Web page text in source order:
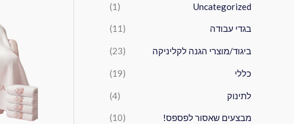
ע
ב
ו
Uncategorized
(1)
בגדי עבודה (11)
ביגוד/מוצרי הגנה לקליניקה (23)
כללי (19)
לתינוק (4)
מבצעים שאסור לפספס! (10)